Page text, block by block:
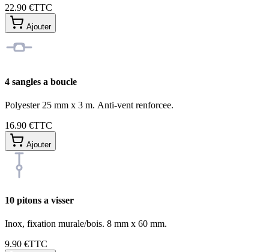
22.90 €TTC
Ajouter
4 sangles a boucle
Polyester 25 mm x 3 m. Anti-vent renforcee.
16.90 €TTC
Ajouter
10 pitons a visser
Inox, fixation murale/bois. 8 mm x 60 mm.
9.90 €TTC